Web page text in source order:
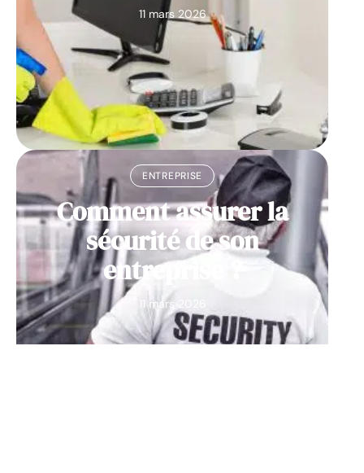
11 mars 2026
ENTREPRISE
Comment assurer la
sécurité de son
entreprise ?
11 mars 2026